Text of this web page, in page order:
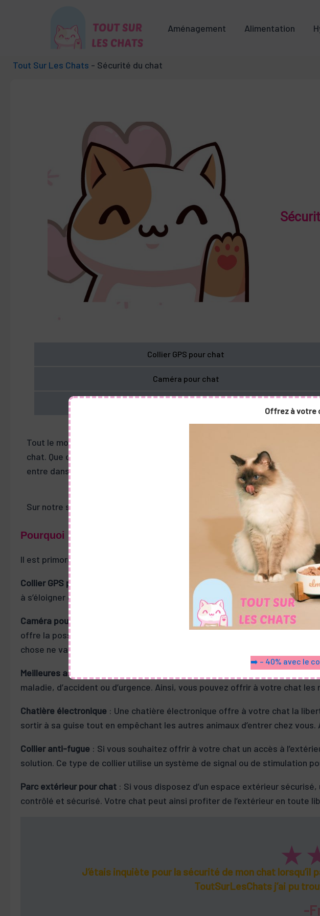
Aménagement Alimentation
Tout Sur Les Chats - Sécurité du chat
Collier GPS pour chat
Caméra pour chat
Tout le monde tient à ses petits chats et nous voulons le meilleur pour
chat. Que ce soit un collier GPS pour toujours avoir un œil sur ses
entre dans votre demeure.
Sur notre site, vous trouverez les équipements pour garantir la sécurité
Pourquoi choisir les meilleurs produits pour garantir la
Il est primordial de choisir les meilleurs produits pour garantir la sécurité
Collier GPS pour chat
: En équipant votre chat d’un collier GPS, vous
à s’éloigner ou à se perdre. Vous pouvez ainsi réagir rapidement en cas de
Caméra pour chat
: Une caméra spécialement conçue pour les chats
offre la possibilité de vérifier son bien-être, sa sécurité et son
chose ne va pas.
Meilleures assurances pour chat
: Opter pour une assurance de qualité
maladie, d’accident ou d’urgence. Ainsi, vous pouvez offrir à votre chat
Chatière électronique : Une chatière électronique offre à votre chat la
sortir à sa guise tout en empêchant les autres animaux d’entrer chez
Collier anti-fugue : Si vous souhaitez offrir à votre chat un accès à
solution. Ce type de collier utilise un système de signal ou de stimulation
Parc extérieur pour chat : Si vous disposez d’un espace extérieur
contrôlé et sécurisé. Votre chat peut ainsi profiter de l’extérieur en toute
★
J’étais inquiète pour la sécurité de mon chat
ToutSurLesChats j’ai pu
-
Offrez à votre
➡️ – 40% avec le